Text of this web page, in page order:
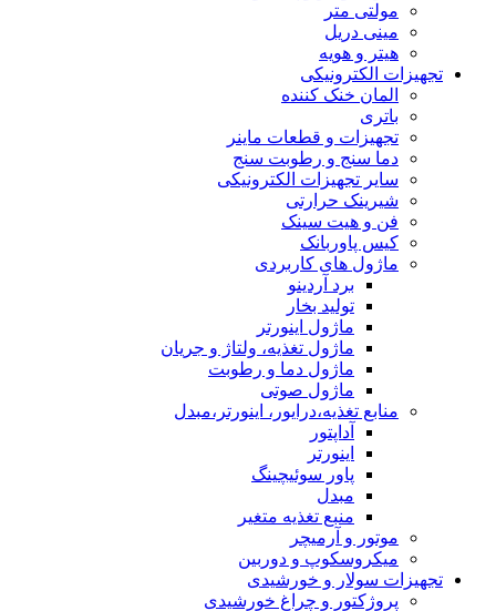
مولتی متر
مینی دریل
هیتر و هویه
تجهیزات الکترونیکی
المان خنک کننده
باتری
تجهیزات و قطعات ماینر
دما سنج و رطوبت سنج
سایر تجهیزات الکترونیکی
شیرینک حرارتی
فن و هیت سینک
کیس پاوربانک
ماژول های کاربردی
برد آردینو
تولید بخار
ماژول اینورتر
ماژول تغذیه، ولتاژ و جریان
ماژول دما و رطوبت
ماژول صوتی
منابع تغذیه،درایور، اینورتر،مبدل
آداپتور
اینورتر
پاور سوئیچینگ
مبدل
منبع تغذیه متغیر
موتور و آرمیچر
میکروسکوپ و دوربین
تجهیزات سولار و خورشیدی
پروژکتور و چراغ خورشیدی